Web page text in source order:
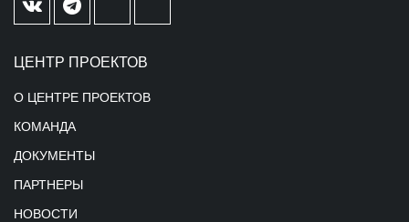
ЦЕНТР ПРОЕКТОВ
О ЦЕНТРЕ ПРОЕКТОВ
КОМАНДА
ДОКУМЕНТЫ
ПАРТНЕРЫ
НОВОСТИ